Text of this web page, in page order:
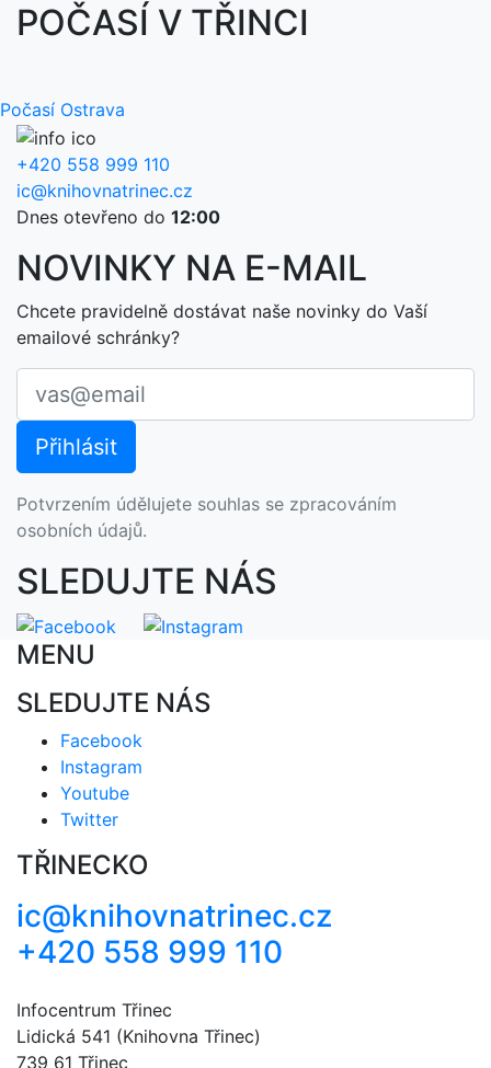
POČASÍ V TŘINCI
Počasí Ostrava
+420 558 999 110
ic@knihovnatrinec.cz
Dnes otevřeno do 12:00
NOVINKY NA E-MAIL
Chcete pravidelně dostávat naše novinky do Vaší
emailové schránky?
Potvrzením údělujete souhlas se zpracováním
osobních údajů.
SLEDUJTE NÁS
MENU
SLEDUJTE NÁS
Facebook
Instagram
Youtube
Twitter
TŘINECKO
ic@knihovnatrinec.cz
+420 558 999 110
Infocentrum Třinec
Lidická 541 (Knihovna Třinec)
739 61 Třinec